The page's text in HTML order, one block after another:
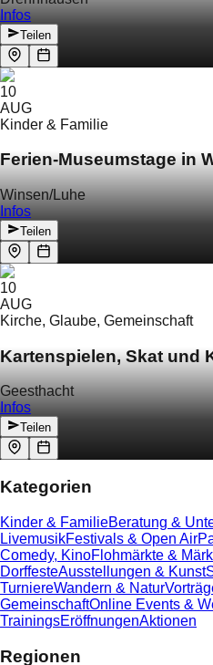
Infos
Teilen
10
AUG
Kinder & Familie
Ferien-Museumstage in
Winsen/Luhe
Infos
Teilen
10
AUG
Kirche, Glaube, Gemeinschaft
Kartenspielen, Skat und
Geesthacht
Infos
Teilen
Kategorien
Kinder & FamilieBeratung &
LivemusikFestivals & Open Air
Comedy, KinoFlohmärkte &
DorffesteAusstellungen & Kunst
TurniereWandern & Natur
GemeinschaftOnline Events &
TrainingsEröffnungenAktionen
Regionen